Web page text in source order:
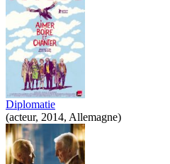
Diplomatie
(acteur, 2014, Allemagne)